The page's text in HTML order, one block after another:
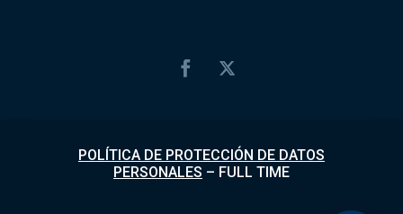
POLÍTICA DE PROTECCIÓN DE DATOS
PERSONALES – FULL TIME